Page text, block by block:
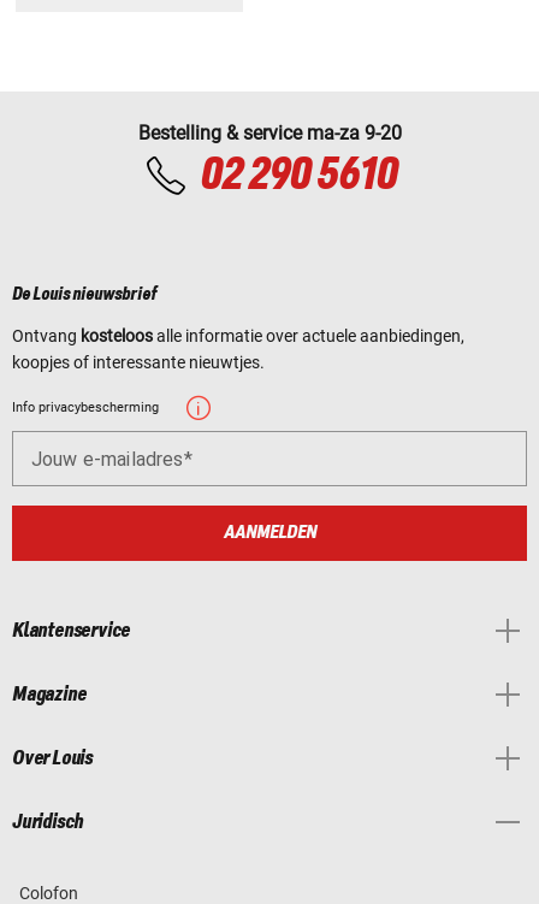
Bestelling & service ma-za 9-20
02 290 5610
De Louis nieuwsbrief
Ontvang kosteloosalle informatie over actuele aanbiedingen,
koopjes of interessante nieuwtjes.
Info privacybescherming
Jouw e-mailadres
AANMELDEN
Klantenservice
Magazine
Over Louis
Juridisch
Colofon